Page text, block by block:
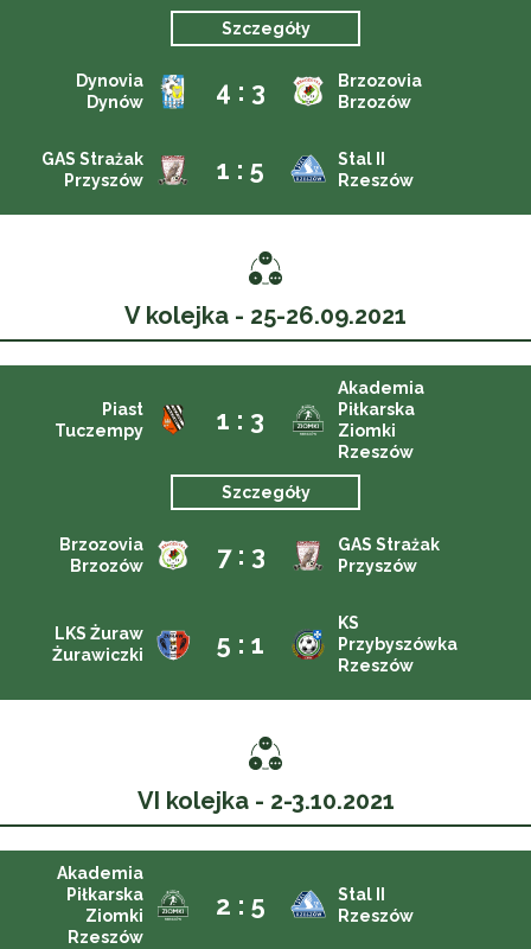
Szczegóły
Dynovia
Dynów
4 : 3
Brzozovia
Brzozów
GAS Strażak
Przyszów
1 : 5
Stal II
Rzeszów
V kolejka - 25-26.09.2021
Piast
Tuczempy
1 : 3
Akademia
Piłkarska
Ziomki
Rzeszów
Szczegóły
Brzozovia
Brzozów
7 : 3
GAS Strażak
Przyszów
LKS Żuraw
Żurawiczki
5 : 1
KS
Przybyszówka
Rzeszów
VI kolejka - 2-3.10.2021
Akademia
Piłkarska
Ziomki
Rzeszów
2 : 5
Stal II
Rzeszów